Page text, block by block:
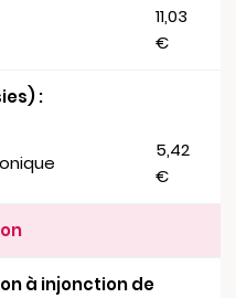
11,03
€
:
5,42
€
à injonction de